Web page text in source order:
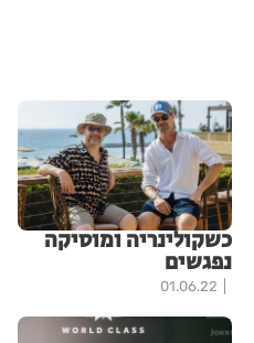
כשקולינריה ומוסיקה
נפגשים
01.06.22